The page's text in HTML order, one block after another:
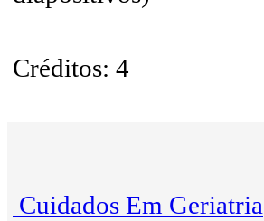
Créditos: 4
Cuidados Em Geriatria